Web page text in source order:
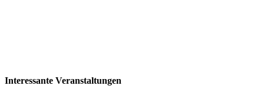
Interessante Veranstaltungen